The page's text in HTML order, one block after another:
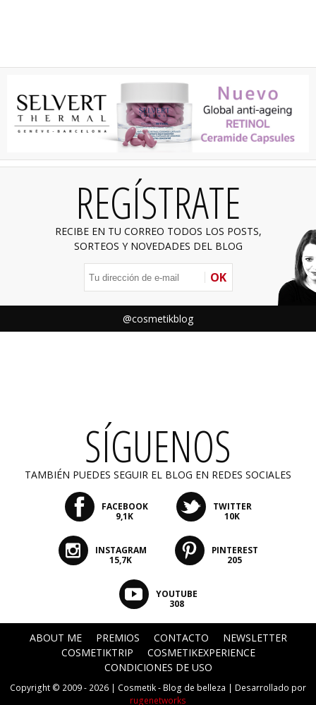
REGÍSTRATE
RECIBE EN TU CORREO TODOS LOS POSTS,
SORTEOS Y NOVEDADES DEL BLOG
OK
@cosmetikblog
SÍGUENOS
TAMBIÉN PUEDES SEGUIR EL BLOG EN REDES SOCIALES
FACEBOOK
9,1K
TWITTER
10K
INSTAGRAM
15,7K
PINTEREST
205
YOUTUBE
308
ABOUT ME PREMIOS CONTACTO
NEWSLETTER
COSMETIKTRIP
COSMETIKEXPERIENCE
CONDICIONES DE USO
Copyright © 2009 - 2026 | Cosmetik - Blog de belleza | Desarrollado por
rugenetworks